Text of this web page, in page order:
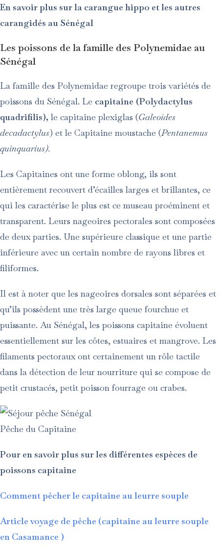
En savoir plus sur la carangue hippo et les autres
carangidés au Sénégal
Les poissons de la famille des Polynemidae au
Sénégal
La famille des Polynemidae regroupe trois variétés de
poissons du Sénégal. Le capitaine (Polydactylus
quadrifilis), le capitaine plexiglas (Galeoides
decadactylus) et le Capitaine moustache (Pentanemus
quinquarius).
Les Capitaines ont une forme oblong, ils sont
entièrement recouvert d’écailles larges et brillantes, ce
qui les caractérise le plus est ce museau proéminent et
transparent. Leurs nageoires pectorales sont composées
de deux parties. Une supérieure classique et une partie
inférieure avec un certain nombre de rayons libres et
filiformes.
Il est à noter que les nageoires dorsales sont séparées et
qu’ils possèdent une très large queue fourchue et
puissante. Au Sénégal, les poissons capitaine évoluent
essentiellement sur les côtes, estuaires et mangrove. Les
filaments pectoraux ont certainement un rôle tactile
dans la détection de leur nourriture qui se compose de
petit crustacés, petit poisson fourrage ou crabes.
Pêche du Capitaine
Pour en savoir plus sur les différentes espèces de
poissons capitaine
Comment pêcher le capitaine au leurre souple
Article voyage de pêche (capitaine au leurre souple
en Casamance )